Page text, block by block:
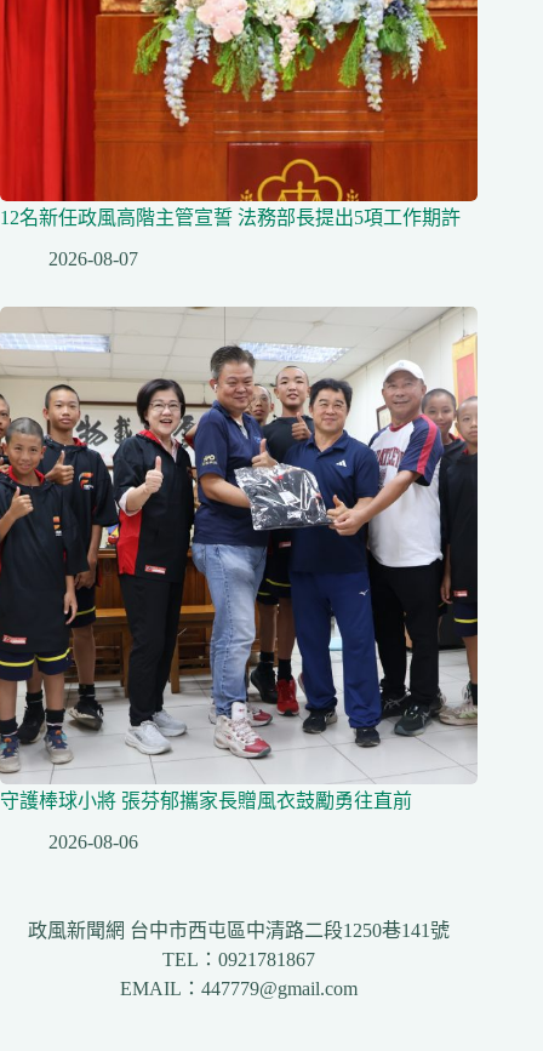
12名新任政風高階主管宣誓 法務部長提出5項工作期許
2026-08-07
守護棒球小將 張芬郁攜家長贈風衣鼓勵勇往直前
2026-08-06
政風新聞網 台中市西屯區中清路二段1250巷141號
TEL：0921781867
EMAIL：447779@gmail.com